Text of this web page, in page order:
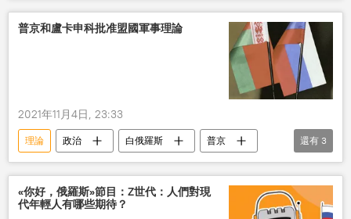
普京和盧卡申科批准盟國軍事理論
2021年11月4日, 23:33
理論 政治 白俄羅斯
普京
俄羅斯
軍事 亞歷山大•盧卡申科
還有 3
«你好，俄羅斯»節目：Z世代：人們對現
代年輕人有哪些期待？